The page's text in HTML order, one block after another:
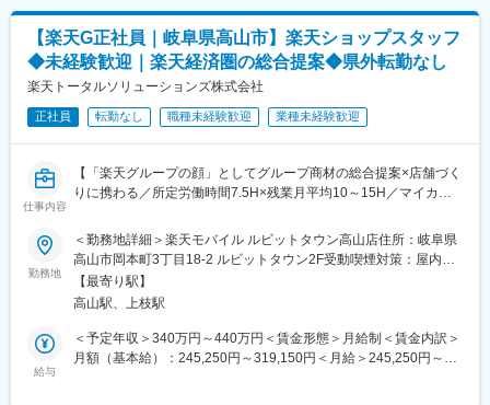
ズにお応えできる業界屈指の幅広いサービスメニューを持ってい
ます。全国の中小企業の経営者の方々とお話ができる税理士業
は、他の職業では味わえない特別な職業です。毎月の試算表や決
算書の報告の際、経営者の方々の真剣な眼差しには気と身が引き
締まる思いを感じ、経営者と共に未来を現実にするための打ち合
わせをしており、経営をサポートできる税理士としてお客様の支
援をしていきます。
変更の範囲：会社の定める業務
・店舗での電話応対
・在庫管理、売り場づくり、POP作成
・KPI管理・数値振り返り
・店舗会議・研修への参加
・キャンペーン企画など、集客に向けた取り組み
■教育体制：
入社後1ヶ月は店舗での実践研修を実施。
サービス知識・業務の流れなど基礎から学べ、楽天グループ共通
のeラーニングでビジネススキルの習得も可能。未経験でも安心し
■このポジションの魅力：
◇未経験でも成長しやすいシンプルなオペレーション
料金体系が他キャリアよりシンプル覚えやすく、提案力を磨きや
く、早期に独り立ちが可能です。
◇事業づくりに携われるやりがい
【楽天G正社員｜岐阜県高山市】楽天ショップスタッフ
◆未経験歓迎｜楽天経済圏の総合提案◆県外転勤なし
楽天トータルソリューションズ株式会社
正社員 転勤なし 職種未経験歓迎 業種未経験歓迎
仕事内容
【「楽天グループの顔」としてグループ商材の総合提案×店舗づく
りに携わる／所定労働時間7.5H×残業月平均10～15H／マイカー
楽天モバイルショップに来店されるお客様へ、楽天経済圏の幅広
いサービスを総合的にご提案します。
単なる携帯販売ではなく、楽天グループ唯一の対面チャネルとし
て、お客様の生活をより豊かにするトータルサポートを行うポジ
ションです。
■具体的には：
勤務地
＜勤務地詳細＞楽天モバイル ルビットタウン高山店住所：岐阜県
高山市岡本町3丁目18-2 ルビットタウン2F受動喫煙対策：屋内全
面禁煙変更の範囲：会社の定める事業所
【最寄り駅】
高山駅、上枝駅
給与
＜予定年収＞340万円～440万円＜賃金形態＞月給制＜賃金内訳＞
月額（基本給）：245,250円～319,150円＜月給＞245,250円～